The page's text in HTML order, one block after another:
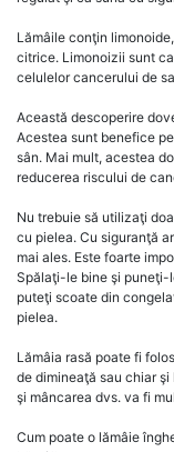
Lămâile conţin
citrice. Limonoizii sunt
celulelor cancerului de
Această descoperire
Acestea sunt benefice
sân. Mai mult, acestea
reducerea riscului de
Nu trebuie să utilizaţi
cu pielea. Cu siguranţă
mai ales. Este foarte
Spălaţi-le bine şi puneţi-
puteţi scoate din
pielea.
Lămâia rasă poate fi
de dimineaţă sau chiar
şi mâncarea dvs. va fi
Cum poate o lămâie